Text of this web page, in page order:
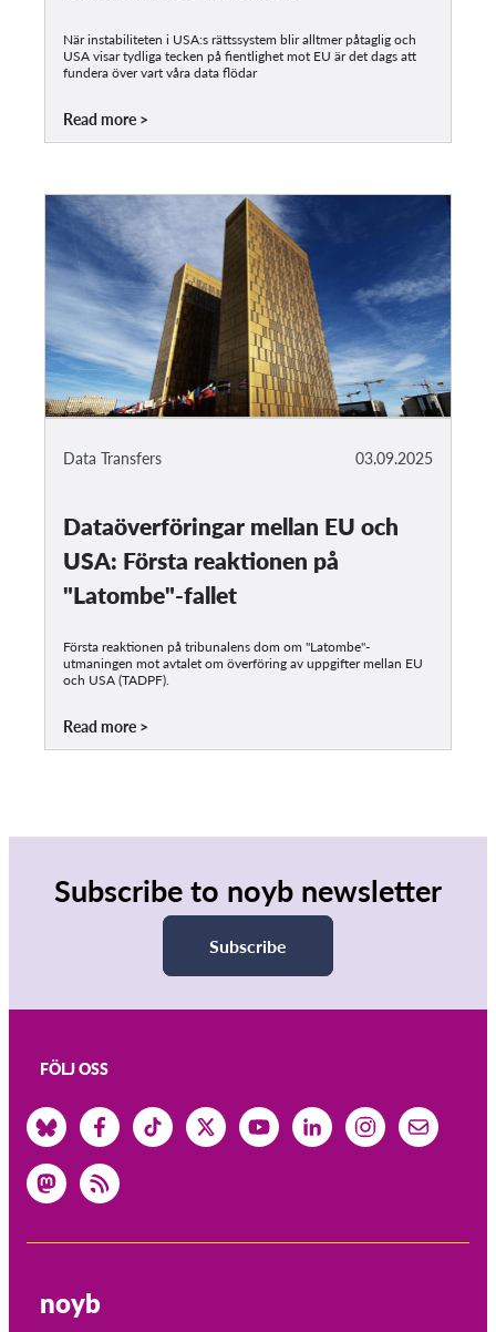
När instabiliteten i USA:s rättssystem blir alltmer påtaglig och
USA visar tydliga tecken på fientlighet mot EU är det dags att
fundera över vart våra data flödar
Read more
03.09.2025
Data Transfers
Dataöverföringar mellan EU och
USA: Första reaktionen på
"Latombe"-fallet
Första reaktionen på tribunalens dom om "Latombe"-
utmaningen mot avtalet om överföring av uppgifter mellan EU
och USA (TADPF).
Read more
Subscribe to noyb newsletter
Subscribe
FÖLJ OSS
noyb